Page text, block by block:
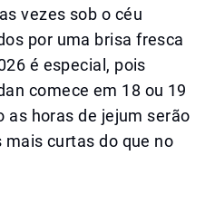
vezes sob o céu
por uma brisa fresca
é especial, pois
comece em 18 ou 19
as horas de jejum serão
curtas do que no